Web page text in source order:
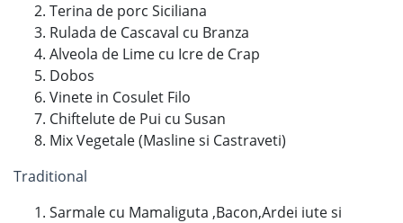
Terina de porc Siciliana
Rulada de Cascaval cu Branza
Alveola de Lime cu Icre de Crap
Dobos
Vinete in Cosulet Filo
Chiftelute de Pui cu Susan
Mix Vegetale (Masline si Castraveti)
Traditional
Sarmale cu Mamaliguta ,Bacon,Ardei iute si